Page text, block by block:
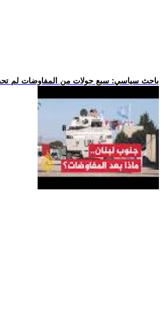
.. باحث سياسي: سبع جولات من المفاوضات لم